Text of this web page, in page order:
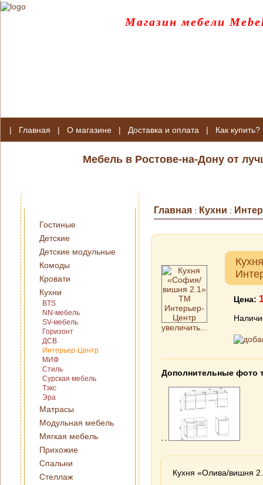
Магазин мебели
| Главная | О магазине | Доставка и оплата | Как купить?
Мебель в Ростове-на-Дону от
Гостиные
Детские
Детские модульные
Комоды
Кровати
Кухни
BTS
NN-мебель
SV-мебель
Горизонт
ДСВ
Интерьер-Центр
МИФ
Стиль
Сурская мебель
Тэкс
Эра
Матрасы
Модульная мебель
Мягкая мебель
Прихожие
Спальни
Стеллаж
Главная : Кухни :
увеличить...
Цена:
Дополнительные фото
Кухня «Олива/вишня